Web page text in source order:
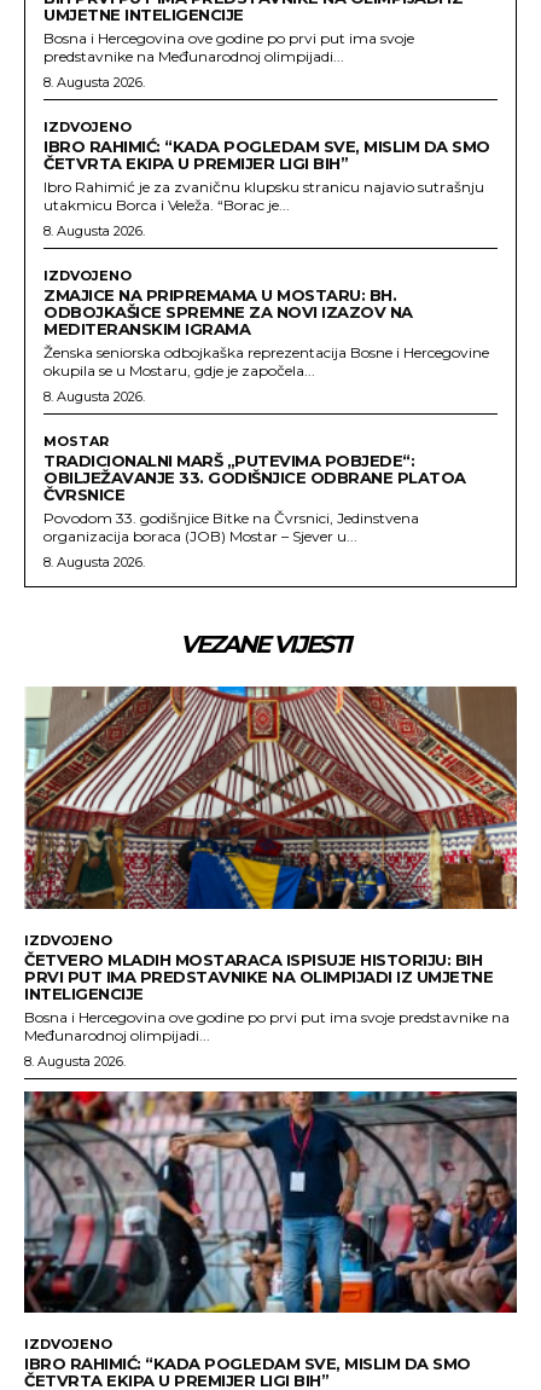
UMJETNE INTELIGENCIJE
Bosna i Hercegovina ove godine po prvi put ima svoje
predstavnike na Međunarodnoj olimpijadi...
8. Augusta 2026.
IZDVOJENO
IBRO RAHIMIĆ: “KADA POGLEDAM SVE, MISLIM DA SMO
ČETVRTA EKIPA U PREMIJER LIGI BIH”
Ibro Rahimić je za zvaničnu klupsku stranicu najavio sutrašnju
utakmicu Borca i Veleža. “Borac je...
8. Augusta 2026.
IZDVOJENO
ZMAJICE NA PRIPREMAMA U MOSTARU: BH.
ODBOJKAŠICE SPREMNE ZA NOVI IZAZOV NA
MEDITERANSKIM IGRAMA
Ženska seniorska odbojkaška reprezentacija Bosne i Hercegovine
okupila se u Mostaru, gdje je započela...
8. Augusta 2026.
MOSTAR
TRADICIONALNI MARŠ „PUTEVIMA POBJEDE“:
OBILJEŽAVANJE 33. GODIŠNJICE ODBRANE PLATOA
ČVRSNICE
Povodom 33. godišnjice Bitke na Čvrsnici, Jedinstvena
organizacija boraca (JOB) Mostar – Sjever u...
8. Augusta 2026.
VEZANE VIJESTI
IZDVOJENO
ČETVERO MLADIH MOSTARACA ISPISUJE HISTORIJU: BIH
PRVI PUT IMA PREDSTAVNIKE NA OLIMPIJADI IZ UMJETNE
INTELIGENCIJE
Bosna i Hercegovina ove godine po prvi put ima svoje predstavnike na
Međunarodnoj olimpijadi...
8. Augusta 2026.
IZDVOJENO
IBRO RAHIMIĆ: “KADA POGLEDAM SVE, MISLIM DA SMO
ČETVRTA EKIPA U PREMIJER LIGI BIH”